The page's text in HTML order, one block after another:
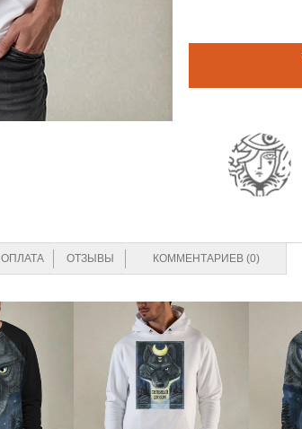
ОПЛАТА ОТЗЫВЫ КОММЕНТАРИЕВ (0)